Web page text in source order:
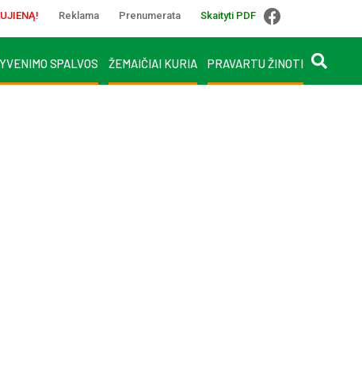
Reklama Prenumerata Skaityti PDF
SPALVOS ŽEMAIČIAI KURIA PRAVARTU ŽINOTI